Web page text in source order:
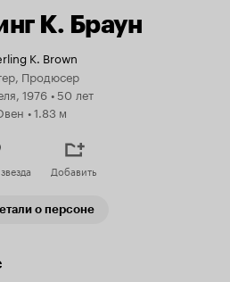
К. Браун
K. Brown
Продюсер
1976 •50 лет
•1.83 м
Добавить
о персоне